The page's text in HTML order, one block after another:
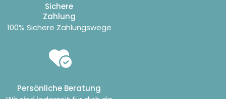
Sichere
Zahlung
100% Sichere Zahlungswege
Persönliche Beratung